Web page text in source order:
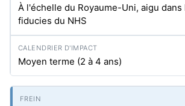
À l'échelle du Royaume-Uni, aigu
fiducies du NHS
Moyen terme (2 à 4 ans)